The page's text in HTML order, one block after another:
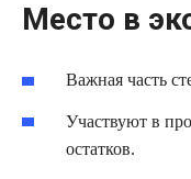
Место в
Важная часть
Участвуют в
остатков.